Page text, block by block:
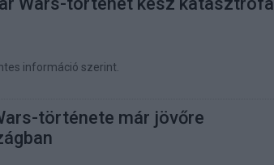
információ szerint.
története már jövőre